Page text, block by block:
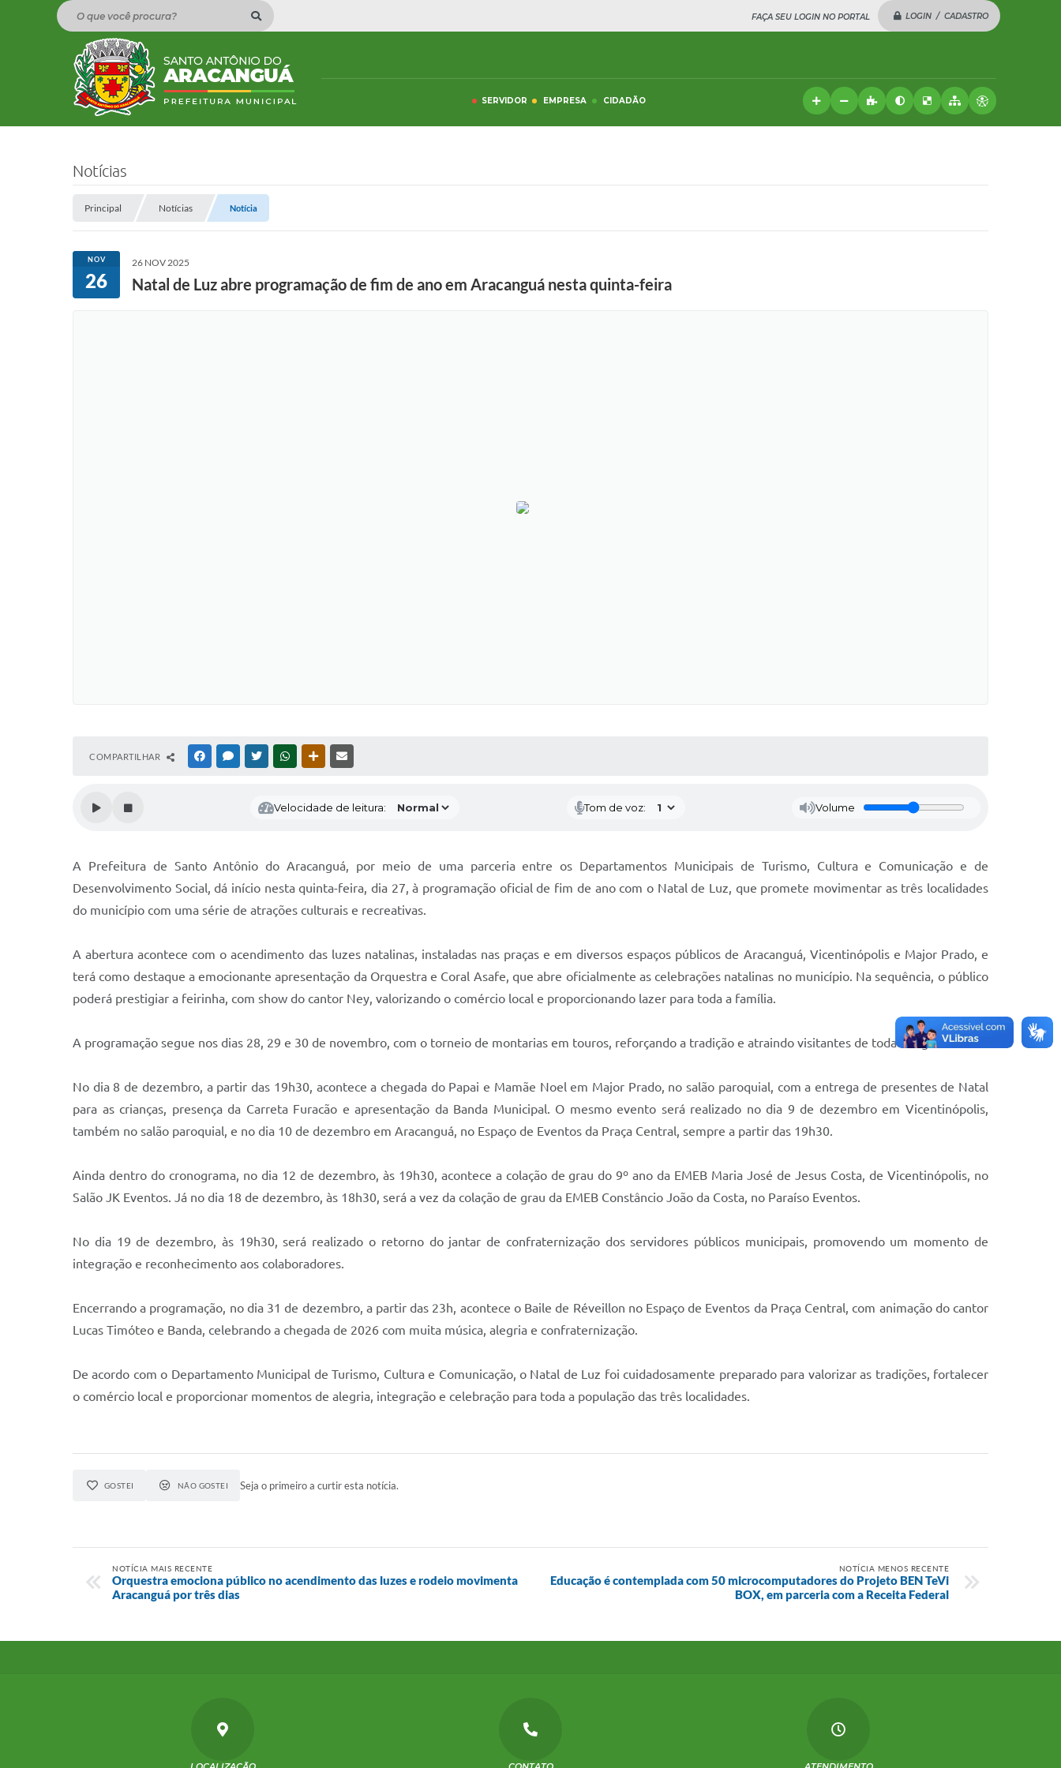
FAÇA SEU LOGIN NO PORTAL LOGIN / CADASTRO
O que você procura?
SERVIDOR EMPRESA CIDADÃO
Notícias
Principal Notícias Notícia
NOV
26
26 NOV 2025
Natal de Luz abre programação de fim de ano em Aracanguá nesta quinta-feira
COMPARTILHAR FACEBOOKMESSENGER
TWITTERWHATSAPPOUTRAS MÍDIAS
Velocidade de leitura: Tom de voz: Volume
A Prefeitura de Santo Antônio do Aracanguá, por meio de uma parceria entre os Departamentos Municipais de Turismo, Cultura e Comunicação e de
Desenvolvimento Social, dá início nesta quinta-feira, dia 27, à programação oficial de fim de ano com o Natal de Luz, que promete movimentar as três localidades
do município com uma série de atrações culturais e recreativas.
A abertura acontece com o acendimento das luzes natalinas, instaladas nas praças e em diversos espaços públicos de Aracanguá, Vicentinópolis e Major Prado, e
terá como destaque a emocionante apresentação da Orquestra e Coral Asafe, que abre oficialmente as celebrações natalinas no município. Na sequência, o público
poderá prestigiar a feirinha, com show do cantor Ney, valorizando o comércio local e proporcionando lazer para toda a família.
A programação segue nos dias 28, 29 e 30 de novembro, com o torneio de montarias em touros, reforçando a tradição e atraindo visitantes de toda a região.
No dia 8 de dezembro, a partir das 19h30, acontece a chegada do Papai e Mamãe Noel em Major Prado, no salão paroquial, com a entrega de presentes de Natal
para as crianças, presença da Carreta Furacão e apresentação da Banda Municipal. O mesmo evento será realizado no dia 9 de dezembro em Vicentinópolis,
também no salão paroquial, e no dia 10 de dezembro em Aracanguá, no Espaço de Eventos da Praça Central, sempre a partir das 19h30.
Ainda dentro do cronograma, no dia 12 de dezembro, às 19h30, acontece a colação de grau do 9º ano da EMEB Maria José de Jesus Costa, de Vicentinópolis, no
Salão JK Eventos. Já no dia 18 de dezembro, às 18h30, será a vez da colação de grau da EMEB Constâncio João da Costa, no Paraíso Eventos.
No dia 19 de dezembro, às 19h30, será realizado o retorno do jantar de confraternização dos servidores públicos municipais, promovendo um momento de
integração e reconhecimento aos colaboradores.
Encerrando a programação, no dia 31 de dezembro, a partir das 23h, acontece o Baile de Réveillon no Espaço de Eventos da Praça Central, com animação do cantor
Lucas Timóteo e Banda, celebrando a chegada de 2026 com muita música, alegria e confraternização.
De acordo com o Departamento Municipal de Turismo, Cultura e Comunicação, o Natal de Luz foi cuidadosamente preparado para valorizar as tradições, fortalecer
o comércio local e proporcionar momentos de alegria, integração e celebração para toda a população das três localidades.
GOSTEI NÃO GOSTEI Seja o primeiro a curtir esta notícia.
NOTÍCIA MAIS RECENTE
Orquestra emociona público no acendimento das luzes e rodeio movimenta
Aracanguá por três dias
NOTÍCIA MENOS RECENTE
Educação é contemplada com 50 microcomputadores do Projeto BEN TeVi
BOX, em parceria com a Receita Federal